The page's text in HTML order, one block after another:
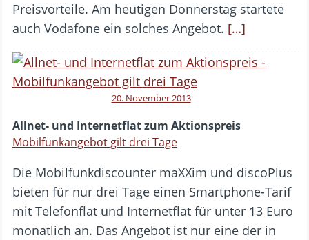
Preisvorteile. Am heutigen Donnerstag startete
auch Vodafone ein solches Angebot. […]
20. November 2013
Allnet- und Internetflat zum Aktionspreis
Mobilfunkangebot gilt drei Tage
Die Mobilfunkdiscounter maXXim und discoPlus
bieten für nur drei Tage einen Smartphone-Tarif
mit Telefonflat und Internetflat für unter 13 Euro
monatlich an. Das Angebot ist nur eine der in